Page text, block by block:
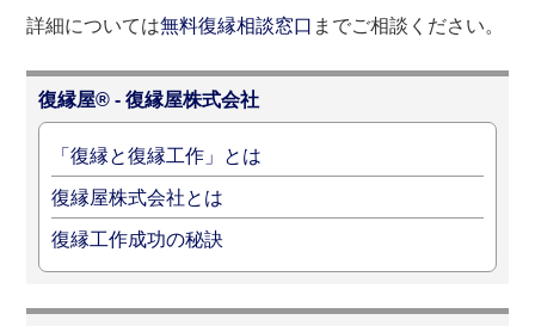
詳細については無料復縁相談窓口 までご相談ください。
復縁屋® - 復縁屋株式会社
「復縁と復縁工作」とは
復縁屋株式会社とは
復縁工作成功の秘訣